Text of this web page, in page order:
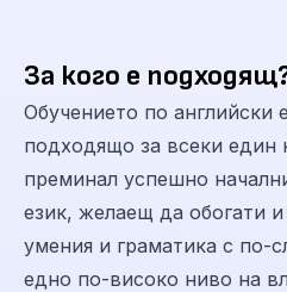
За кого е
Обучението по английски
подходящo за всеки един
преминал успешно
език, желаещ да обогати
умения и граматика с по-
едно по-високо ниво на